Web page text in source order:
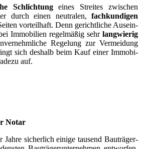
Schlich­tungeines Strei­tes zwi­schen
durch einen neu­tra­len, fach­kun­di­gen
vor­teil­haft. Denn gericht­li­che Aus­ein­
Immo­bi­li­en regel­mä­ßig sehr lang­wie­rig
Rege­lung zur Ver­mei­dung
sich des­halb beim Kauf einer Immo­bi­
auf.
Notar
Jah­re sicher­lich eini­ge tau­send Bau­trä­ger­